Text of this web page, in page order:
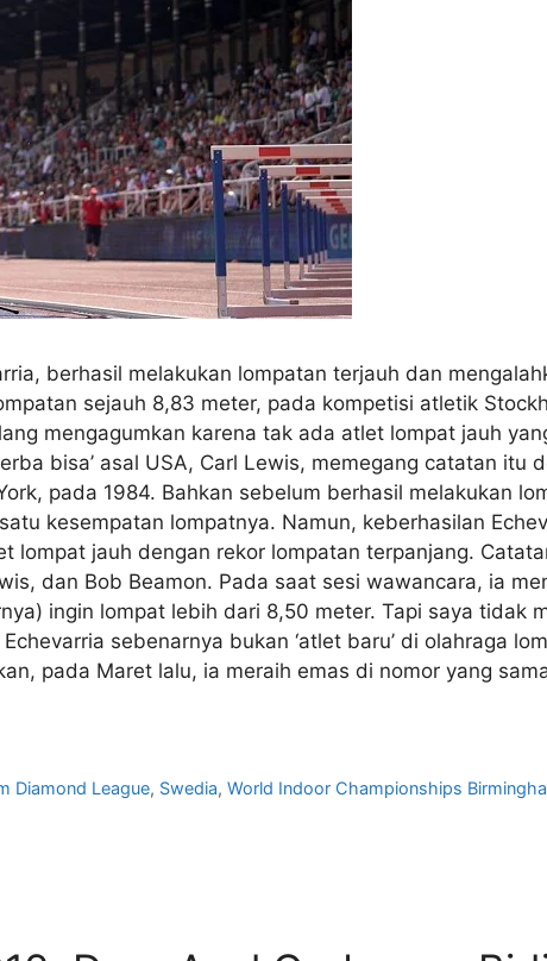
berhasil melakukan lompatan terjauh dan
sejauh 8,83 meter, pada kompetisi atletik
mengagumkan karena tak ada atlet lompat jauh
bisa’ asal USA, Carl Lewis, memegang catatan itu
pada 1984. Bahkan sebelum berhasil melakukan
kesempatan lompatnya. Namun, keberhasilan
jauh dengan rekor lompatan terpanjang.
dan Bob Beamon. Pada saat sesi wawancara, ia
ingin lompat lebih dari 8,50 meter. Tapi saya tidak
sebenarnya bukan ‘atlet baru’ di olahraga
pada Maret lalu, ia meraih emas di nomor yang
Diamond League, Swedia,World Indoor Championships